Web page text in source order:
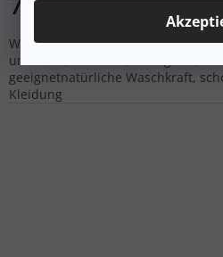
Waschgel für Wolle mit Lanolin
und Geld, natürlich, ökologisch, für
geeignetnatürliche Waschkraft,
Kleidung